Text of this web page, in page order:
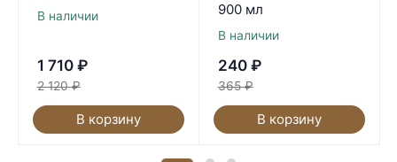
В наличии
1 710 ₽
2 120 ₽
В корзину
900 мл
В наличии
240 ₽
365 ₽
В корзину